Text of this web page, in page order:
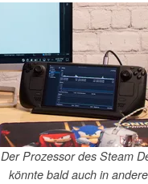
Der Prozessor des Steam
könnte bald auch in